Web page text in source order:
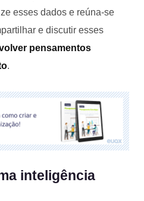
esses dados e reúna-se
e discutir esses
pensamentos
.
inteligência